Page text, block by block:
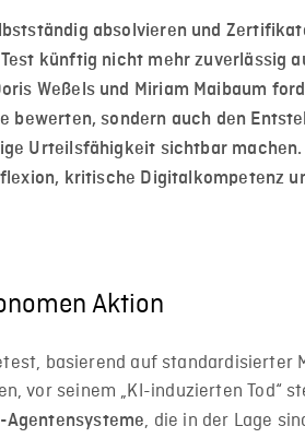
absolvieren und
künftig nicht mehr zuverlässig
Weßels und Miriam Maibaum
bewerten, sondern auch den
Urteilsfähigkeit sichtbar machen.
kritische Digitalkompetenz
Aktion
basierend auf standardisierter
vor seinem „KI-induzierten Tod“
Agentensysteme, die in der Lage